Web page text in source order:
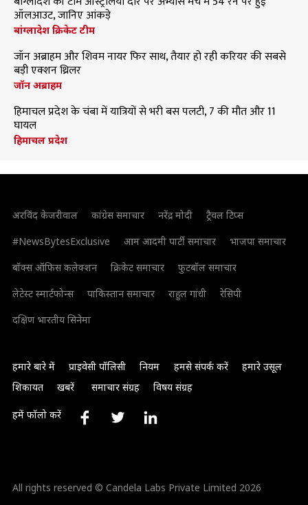
ऑलआउट, जानिए आंकड़े
बांग्लादेश क्रिकेट टीम
जॉन अब्राहम और शिवम नायर फिर साथ, तैयार हो रही करियर की सबसे
बड़ी एक्शन थ्रिलर
जॉन अब्राहम
हिमाचल प्रदेश के चंबा में यात्रियों से भरी बस पलटी, 7 की मौत और 11
घायल
हिमाचल प्रदेश
अरविंद केजरीवाल कांग्रेस समाचार नरेंद्र मोदी
ट्रैवल टिप्स
#NewsBytesExclusive
आम आदमी पार्टी समाचार
भाजपा समाचार
बॉक्स ऑफिस कलेक्शन
क्रिकेट समाचार
फुटबॉल समाचार
लेटेस्ट स्मार्टफोन्स
पाकिस्तान समाचार राहुल गांधी
रेसिपी
दक्षिण भारतीय सिनेमा
हमारे बारे में प्राइवेसी पॉलिसी नियम हमसे संपर्क करें
हमारे उसूल
शिकायत
खबरें समाचार संग्रह विषय संग्रह
हमें फॉलो करें
All rights reserved © Candela Labs Private Limited 2026